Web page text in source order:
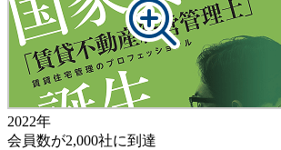
2022年
会員数が2,000社に到達